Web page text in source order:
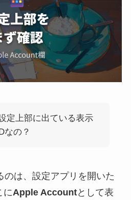
定上部に出ている表示
なの？
のは、設定アプリを開いた
にApple Accountとして表